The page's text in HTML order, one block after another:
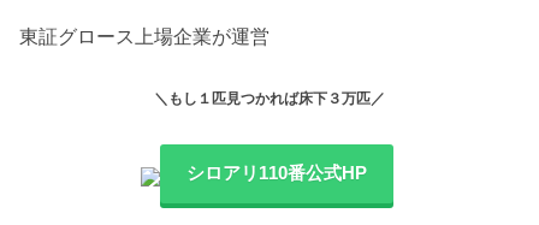
東証グロース上場企業が運営
＼もし１匹見つかれば床下３万匹／
シロアリ110番公式HP